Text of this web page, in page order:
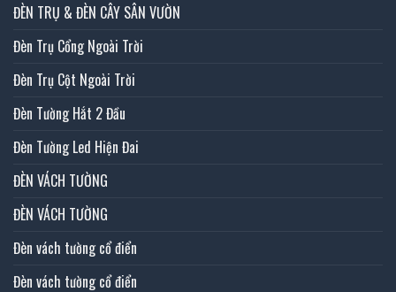
ĐÈN TRỤ & ĐÈN CÂY SÂN VƯỜN
Đèn Trụ Cổng Ngoài Trời
Đèn Trụ Cột Ngoài Trời
Đèn Tường Hắt 2 Đầu
Đèn Tường Led Hiện Đai
ĐÈN VÁCH TƯỜNG
ĐÈN VÁCH TƯỜNG
Đèn vách tường cổ điển
Đèn vách tường cổ điển